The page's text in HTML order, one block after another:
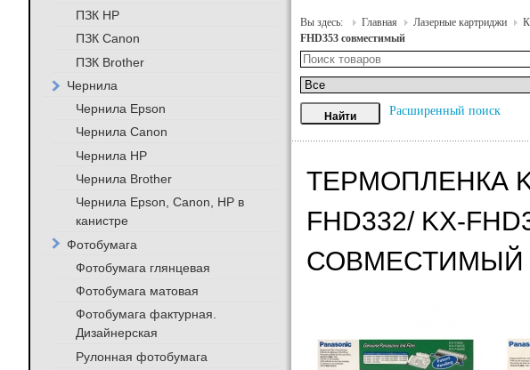
Вы здесь: Главная Лазерные картриджи
FHD353 совместимый
Расширенный поиск
ТЕРМОПЛЕНКА
FHD332/ KX-
СОВМЕСТИМЫЙ
ПЗК HP
ПЗК Canon
ПЗК Brother
Чернила
Чернила Epson
Чернила Canon
Чернила HP
Чернила Brother
Чернила Epson, Canon, HP в
канистре
Фотобумага
Фотобумага глянцевая
Фотобумага матовая
Фотобумага фактурная.
Дизайнерская
Рулонная фотобумага